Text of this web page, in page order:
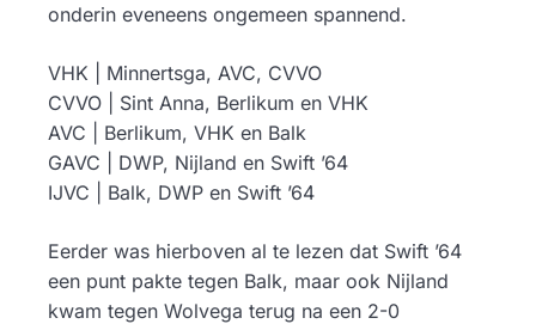
onderin eveneens ongemeen spannend.
VHK | Minnertsga, AVC, CVVO
CVVO | Sint Anna, Berlikum en VHK
AVC | Berlikum, VHK en Balk
GAVC | DWP, Nijland en Swift ’64
IJVC | Balk, DWP en Swift ’64
Eerder was hierboven al te lezen dat Swift ’64
een punt pakte tegen Balk, maar ook Nijland
kwam tegen Wolvega terug na een 2-0